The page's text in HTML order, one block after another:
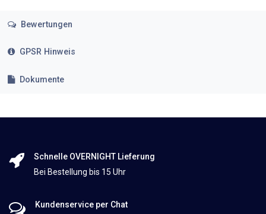
Bewertungen
GPSR Hinweis
Dokumente
Schnelle OVERNIGHT Lieferung
Bei Bestellung bis 15 Uhr
Kundenservice per Chat